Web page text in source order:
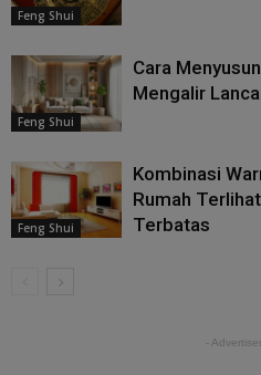
Feng Shui
Feng Shui
Cara
Mengalir
Feng Shui
Kombinasi
Rumah
Terbatas
-